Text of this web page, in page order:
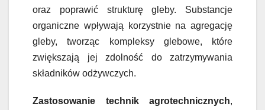
oraz poprawić strukturę gleby. Substancje
organiczne wpływają korzystnie na agregację
gleby, tworząc kompleksy glebowe, które
zwiększają jej zdolność do zatrzymywania
składników odżywczych.
Zastosowanie technik agrotechnicznych,